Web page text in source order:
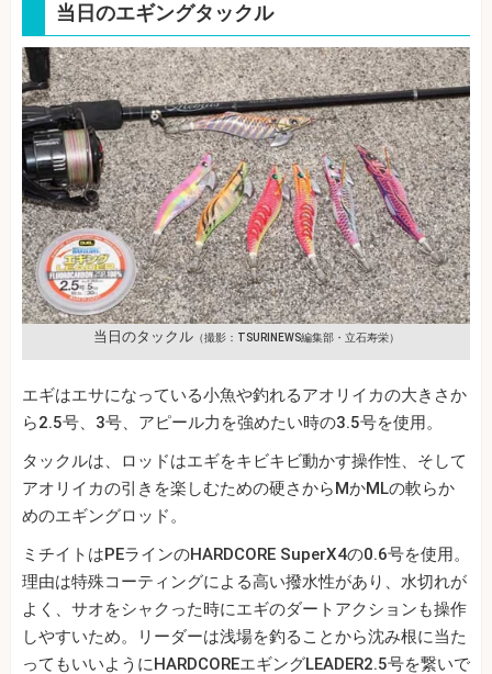
当日のエギングタックル
当日のタックル（撮影：TSURINEWS編集部・立石寿栄）
エギはエサになっている小魚や釣れるアオリイカの大きさか
ら2.5号、3号、アピール力を強めたい時の3.5号を使用。
タックルは、ロッドはエギをキビキビ動かす操作性、そして
アオリイカの引きを楽しむための硬さからMかMLの軟らか
めのエギングロッド。
ミチイトはPEラインのHARDCORE SuperX4の0.6号を使用。
理由は特殊コーティングによる高い撥水性があり、水切れが
よく、サオをシャクった時にエギのダートアクションも操作
しやすいため。リーダーは浅場を釣ることから沈み根に当た
ってもいいようにHARDCOREエギングLEADER2.5号を繋いで